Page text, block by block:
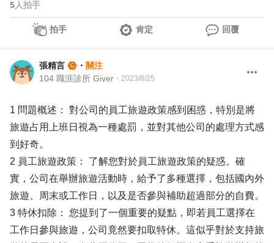
5人拍手
拍手 肯定 回覆
張精言 ・ 關注
104 職涯診所 Giver ・ 2023/8/25
1 問題概述： 對公司的員工旅遊政策感到困惑，特別是將
旅遊占用上班日視為一種處罰，並對其他公司的處理方式感
到好奇。
2 員工旅遊政策： 了解您對於員工旅遊政策的疑惑。確
實，公司在舉辦旅遊活動時，給予了多種選擇，包括國內外
旅遊、周末或工作日，以及是否參與補助超過部分的自費。
3 特休扣除： 您提到了一個重要的疑點，即若員工選擇在
工作日參與旅遊，公司竟然要扣取特休。這似乎對於支持旅